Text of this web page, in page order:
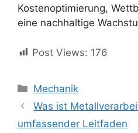
Kostenoptimierung,
eine nachhaltige
Post Views: 176
Categories
Mechanik
Was ist
umfassender Leitfaden